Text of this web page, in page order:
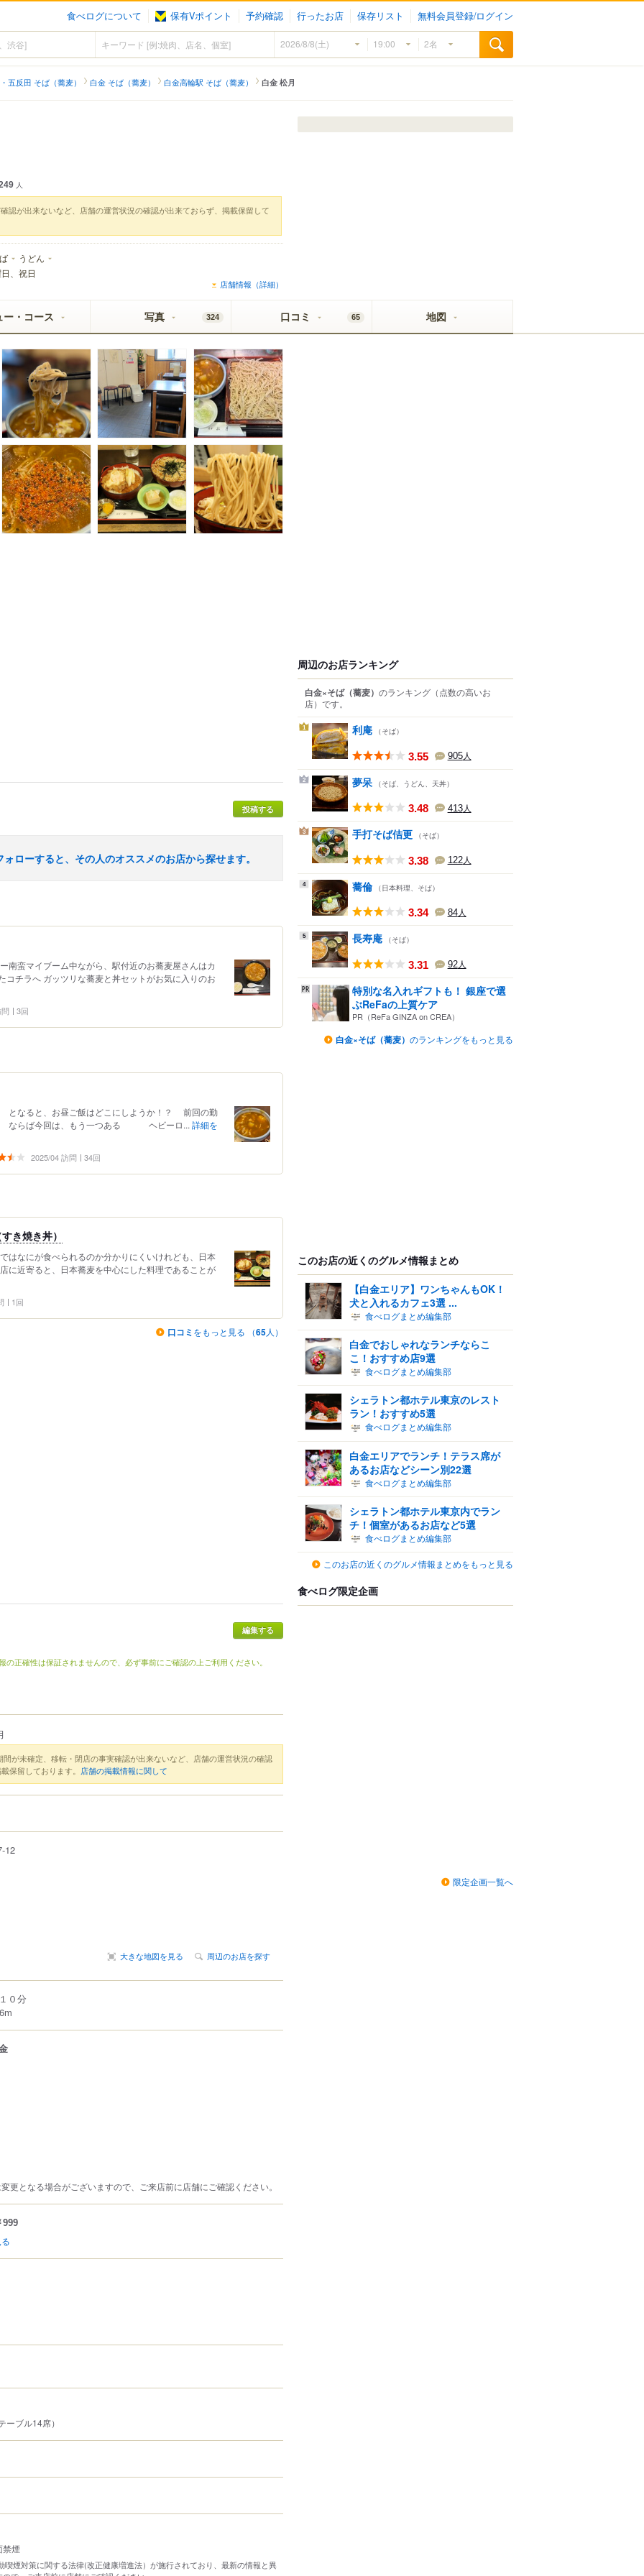
食べログについて 保有Vポイント 予約確認 行ったお店 保存リスト 無料会員登録/ログイン
五反田 そば（蕎麦） 白金 そば（蕎麦） 白金高輪駅 そば（蕎麦） 白金 松月
人
認が出来ないなど、店舗の運営状況の確認が出来ておらず、掲載保留して
うどん
、祝日
店舗情報（詳細）
ー・コース 写真 324 口コミ 65 地図
投稿する
ローすると、その人のオススメのお店から探せます。
南蛮マイブーム中ながら、駅付近のお蕎麦屋さんはカ
コチラへ ガッツリな蕎麦と丼セットがお気に入りのお
3回
なると、お昼ご飯はどこにしようか！？ 前回の勤
ならば今回は、もう一つある ヘビーロ... 詳細を
2025/04 訪問 34回
き焼き丼）
なにが食べられるのか分かりにくいけれども、日本
近寄ると、日本蕎麦を中心にした料理であることが
1回
口コミ をもっと見る （65人）
の正確性は保証されませんので、必ず事前にご確認の上ご利用ください。
間が未確定、移転・閉店の事実確認が出来ないなど、店舗の運営状況の確認
保留しております。 店舗の掲載情報に関して
12
大きな地図を見る 周辺のお店を探す
０分
更となる場合がございますので、ご来店前に店舗にご確認ください。
999
ーブル14席）
禁煙
喫煙対策に関する法律(改正健康増進法）が施行されており、最新の情報と異
周辺のお店ランキング
白金×そば（蕎麦） のランキング （点数の高いお
店） です。
1 利庵 （そば）
3.55 905人
2 夢呆 （そば、うどん、天丼）
3.48 413人
3 手打そば佶更 （そば）
3.38 122人
4 蕎倫 （日本料理、そば）
3.34 84人
5 長寿庵 （そば）
3.31 92人
特別な名入れギフトも！ 銀座で選
ぶReFaの上質ケア
PR（ReFa GINZA on CREA）
白金×そば（蕎麦） のランキングをもっと見る
このお店の近くのグルメ情報まとめ
【白金エリア】ワンちゃんもOK！
犬と入れるカフェ3選 ...
食べログまとめ編集部
白金でおしゃれなランチならこ
こ！おすすめ店9選
食べログまとめ編集部
シェラトン都ホテル東京のレスト
ラン！おすすめ5選
食べログまとめ編集部
白金エリアでランチ！テラス席が
あるお店などシーン別22選
食べログまとめ編集部
シェラトン都ホテル東京内でラン
チ！個室があるお店など5選
食べログまとめ編集部
このお店の近くのグルメ情報まとめをもっと見る
食べログ限定企画
限定企画一覧へ